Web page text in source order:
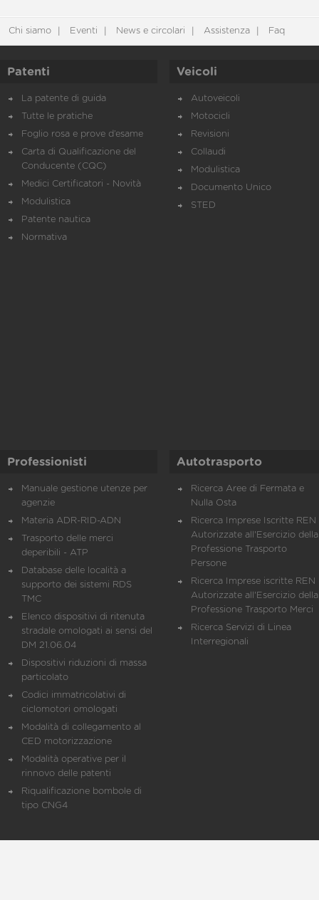
Chi siamo Eventi News e circolari Assistenza Faq
Patenti
La patente di guida
Tutte le pratiche
Foglio rosa e prove d’esame
Carta di Qualificazione del
Conducente (CQC)
Medici Certificatori - Novità
Modulistica
Patente nautica
Normativa
Veicoli
Autoveicoli
Motocicli
Revisioni
Collaudi
Modulistica
Documento Unico
STED
Professionisti
Manuale gestione utenze per
agenzie
Materia ADR-RID-ADN
Trasporto delle merci
deperibili - ATP
Database delle località a
supporto dei sistemi RDS
TMC
Elenco dispositivi di ritenuta
stradale omologati ai sensi del
DM 21.06.04
Dispositivi riduzioni di massa
particolato
Codici immatricolativi di
ciclomotori omologati
Modalità di collegamento al
CED motorizzazione
Modalità operative per il
rinnovo delle patenti
Riqualificazione bombole di
tipo CNG4
Autotrasporto
Ricerca Aree di Fermata e
Nulla Osta
Ricerca Imprese Iscritte REN
Autorizzate all'Esercizio della
Professione Trasporto
Persone
Ricerca Imprese iscritte REN
Autorizzate all'Esercizio della
Professione Trasporto Merci
Ricerca Servizi di Linea
Interregionali